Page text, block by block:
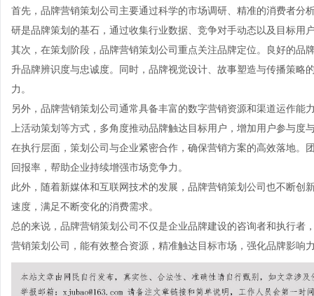
首先，品牌营销策划公司主要通过科学的市场调研、精准的消费者分
研是品牌策划的基石，通过收集行业数据、竞争对手动态以及目标用
其次，在策划阶段，品牌营销策划公司重点关注品牌定位。良好的品
升品牌辨识度与忠诚度。同时，品牌视觉设计、故事塑造与传播策
力。
另外，品牌营销策划公司通常具备丰富的数字营销资源和渠道运作
上活动策划等方式，多角度推动品牌触达目标用户，增加用户参与度
在执行层面，策划公司与企业紧密合作，确保营销方案的高效落地。
回报率，帮助企业持续增强市场竞争力。
此外，随着新媒体和互联网技术的发展，品牌营销策划公司也不断
速度，满足不断变化的消费需求。
总的来说，品牌营销策划公司不仅是企业品牌建设的咨询者和执行
营销策划公司，能有效整合资源，精准触达目标市场，强化品牌影响